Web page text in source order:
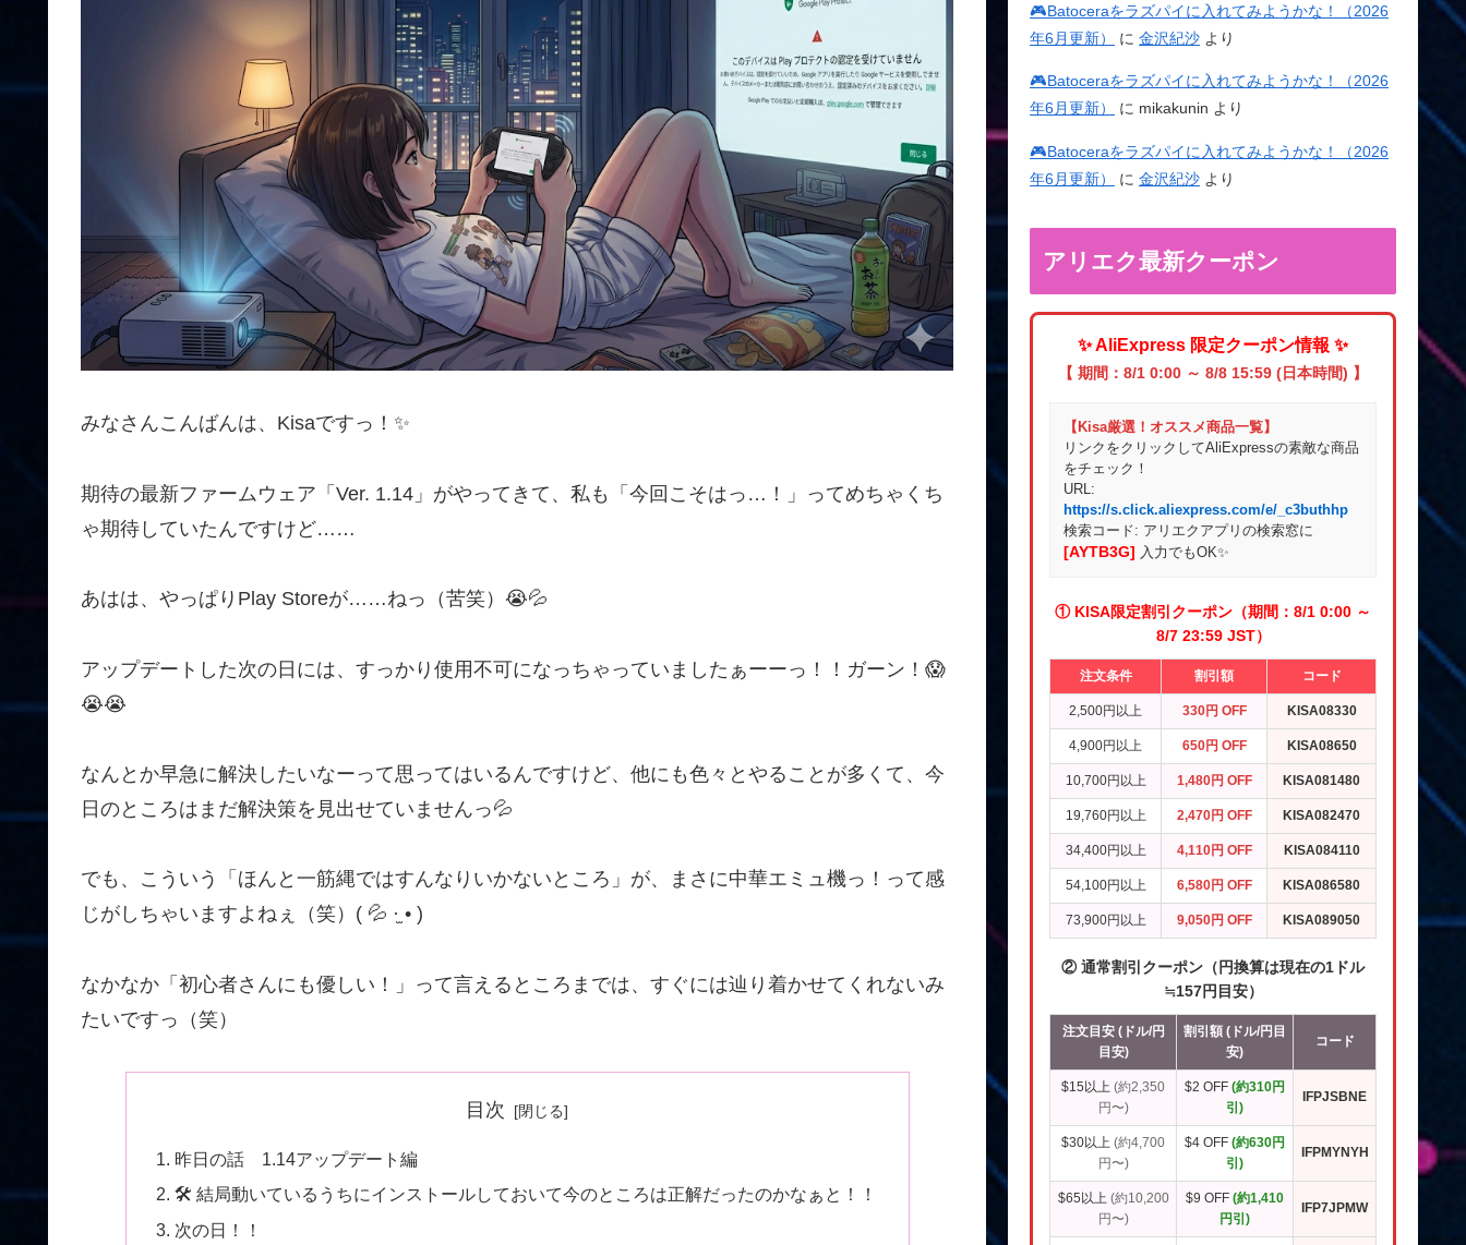
みなさんこんばんは、Kisaですっ！✨
期待の最新ファームウェア「Ver. 1.14」がやってきて、私も「今回こそはっ…！」ってめちゃくち
ゃ期待していたんですけど……
あはは、やっぱりPlay Storeが……ねっ（苦笑）😭💦
アップデートした次の日には、すっかり使用不可になっちゃっていましたぁーーっ！！ガーン！😱
😭😭
なんとか早急に解決したいなーって思ってはいるんですけど、他にも色々とやることが多くて、今
日のところはまだ解決策を見出せていませんっ💦
でも、こういう「ほんと一筋縄ではすんなりいかないところ」が、まさに中華エミュ機っ！って感
じがしちゃいますよねぇ（笑）( 💦 ·̫ • )
なかなか「初心者さんにも優しい！」って言えるところまでは、すぐには辿り着かせてくれないみ
たいですっ（笑）
目次
昨日の話 1.14アップデート編
🛠️ 結局動いているうちにインストールしておいて今のところは正解だったのかなぁと！！
次の日！！
🎮Batoceraをラズパイに入れてみようかな！（2026
年6月更新）
に 金沢紀沙 より
🎮Batoceraをラズパイに入れてみようかな！（2026
年6月更新）
に mikakunin より
🎮Batoceraをラズパイに入れてみようかな！（2026
年6月更新）
に 金沢紀沙 より
アリエク最新クーポン
✨ AliExpress 限定クーポン情報 ✨
【 期間：8/1 0:00 ～ 8/8 15:59 (日本時間) 】
【Kisa厳選！オススメ商品一覧】
リンクをクリックしてAliExpressの素敵な商品
をチェック！
URL:
https://s.click.aliexpress.com/e/_c3buthhp
検索コード: アリエクアプリの検索窓に
[AYTB3G] 入力でもOK✨
① KISA限定割引クーポン（期間：8/1 0:00 ～
8/7 23:59 JST）
注文条件 割引額 コード
2,500円以上 330円 OFF KISA08330
4,900円以上 650円 OFF KISA08650
10,700円以上 1,480円 OFF KISA081480
19,760円以上 2,470円 OFF KISA082470
34,400円以上 4,110円 OFF KISA084110
54,100円以上 6,580円 OFF KISA086580
73,900円以上 9,050円 OFF KISA089050
② 通常割引クーポン（円換算は現在の1ドル
≒157円目安）
注文目安 (ドル/円
目安)
割引額 (ドル/円目
安)
コード
$15以上 (約2,350
円〜)
$2 OFF (約310円
引)
IFPJSBNE
$30以上 (約4,700
円〜)
$4 OFF (約630円
引)
IFPMYNYH
$65以上 (約10,200
円〜)
$9 OFF (約1,410
円引)
IFP7JPMW